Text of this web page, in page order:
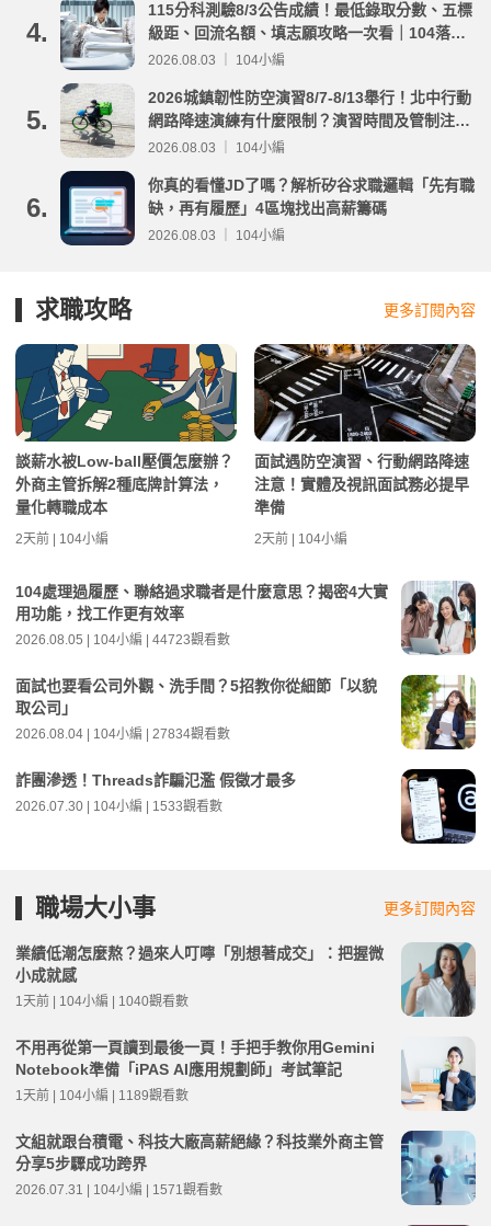
4.
115分科測驗8/3公告成績！最低錄取分數、五標
級距、回流名額、填志願攻略一次看｜104落點
分析
2026.08.03 ｜ 104小編
5.
2026城鎮韌性防空演習8/7-8/13舉行！北中行動
網路降速演練有什麼限制？演習時間及管制注意
事項整理
2026.08.03 ｜ 104小編
6.
你真的看懂JD了嗎？解析矽谷求職邏輯「先有職
缺，再有履歷」4區塊找出高薪籌碼
2026.08.03 ｜ 104小編
求職攻略 更多訂閱內容
談薪水被Low-ball壓價怎麼辦？
外商主管拆解2種底牌計算法，
量化轉職成本
2天前 | 104小編
面試遇防空演習、行動網路降速
注意！實體及視訊面試務必提早
準備
2天前 | 104小編
104處理過履歷、聯絡過求職者是什麼意思？揭密4大實
用功能，找工作更有效率
2026.08.05 | 104小編 | 44723觀看數
面試也要看公司外觀、洗手間？5招教你從細節「以貌
取公司」
2026.08.04 | 104小編 | 27834觀看數
詐團滲透！Threads詐騙氾濫 假徵才最多
2026.07.30 | 104小編 | 1533觀看數
職場大小事 更多訂閱內容
業績低潮怎麼熬？過來人叮嚀「別想著成交」：把握微
小成就感
1天前 | 104小編 | 1040觀看數
不用再從第一頁讀到最後一頁！手把手教你用Gemini
Notebook準備「iPAS AI應用規劃師」考試筆記
1天前 | 104小編 | 1189觀看數
文組就跟台積電、科技大廠高薪絕緣？科技業外商主管
分享5步驟成功跨界
2026.07.31 | 104小編 | 1571觀看數